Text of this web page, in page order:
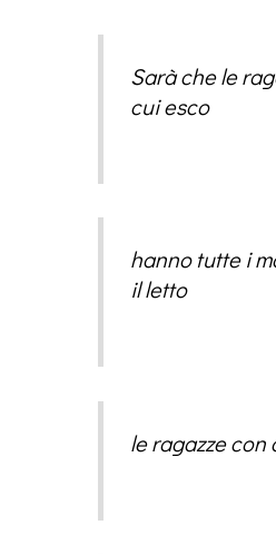
Sarà che le
cui esco
hanno tutte i
il letto
le ragazze con